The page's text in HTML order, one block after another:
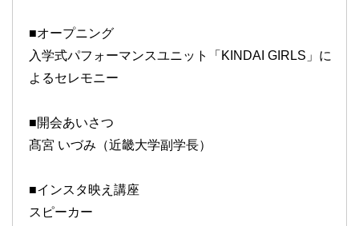
■オープニング
入学式パフォーマンスユニット「KINDAI GIRLS」に
よるセレモニー
■開会あいさつ
髙宮 いづみ（近畿大学副学長）
■インスタ映え講座
スピーカー